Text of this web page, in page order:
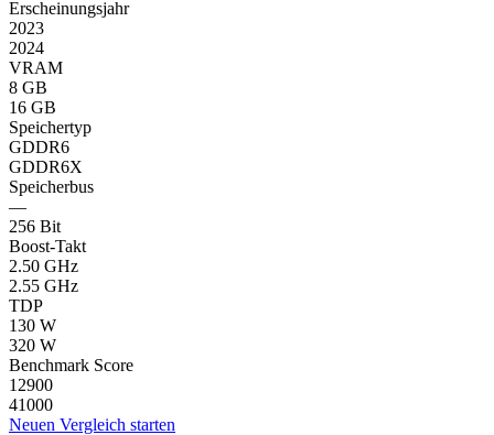
Erscheinungsjahr
2023
2024
VRAM
8 GB
16 GB
Speichertyp
GDDR6
GDDR6X
Speicherbus
—
256 Bit
Boost-Takt
2.50 GHz
2.55 GHz
TDP
130 W
320 W
Benchmark Score
12900
41000
Neuen Vergleich starten